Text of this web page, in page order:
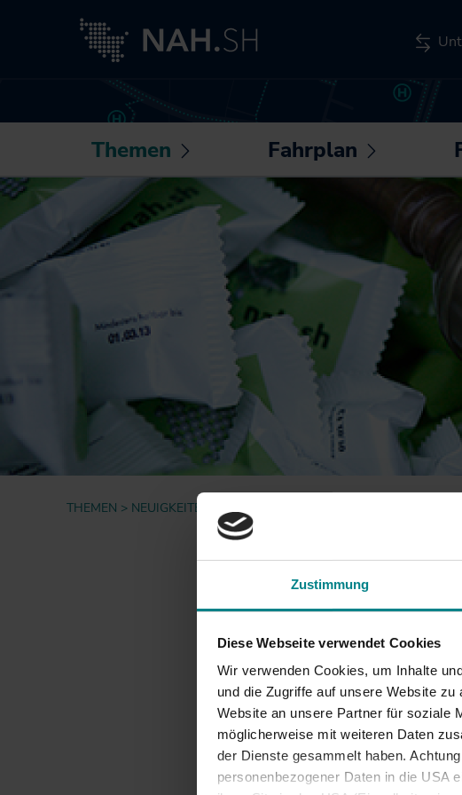
Zustimmung
Diese Webseite verwendet Cookies
Wir verwenden Cookies, um Inhalte
und die Zugriffe auf unsere Website
Website an unsere Partner für soziale
möglicherweise mit weiteren Daten
der Dienste gesammelt haben.
personenbezogener Daten in die USA
Themen
Untermenü
öffnen /
schließen
Neuigkeiten
Besser fahren
Wissenswertes
rund um Mobilität
Klimaschutz
Projekte
Fahrgastbeirat
Schiene
Fahrplan
Untermenü
öffnen /
schließen
Routenplaner
Sonderfahrpläne
Die NAH.SH-App
Fahrplantabellen
Barrierefrei
unterwegs
Bike+Ride:
Informationen für
Nutzer*innen
THEMEN NEUIGKEITEN NAH.SH-WEIHNACHTSGEWINNSPIEL:
zurück
07.01.2013
Die
Aus 7.492
Hauptgewinner
hochwertige